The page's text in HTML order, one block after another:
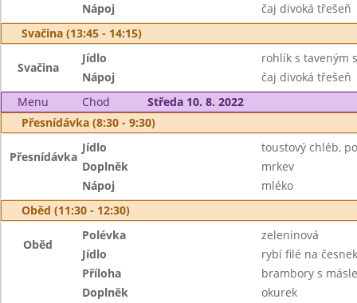
Nápoj
čaj divoká třešeň
Svačina (13:45 - 14:15)
Svačina
Jídlo
rohlík s taveným
Nápoj
čaj divoká třešeň
Menu
Chod
Středa 10. 8. 2022
Přesnídávka (8:30 - 9:30)
Přesnídávka
Jídlo
toustový chléb,
Doplněk
mrkev
Nápoj
mléko
Oběd (11:30 - 12:30)
Oběd
Polévka
zeleninová
Jídlo
rybí filé na
Příloha
brambory s
Doplněk
okurek